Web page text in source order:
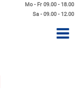
Mo - Fr 09.00 - 18.00
Sa - 09.00 - 12.00